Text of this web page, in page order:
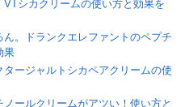
シカクリームの使い方と効果を
ん。ドランクエレファントのペプチ
果
タージャルトシカペアクリームの使
ールクリームがアツい！使い方と